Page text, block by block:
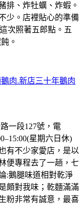
排、炸牡蠣、炸蝦。
少。店裡貼心的準備
次照著五郎點。五
。
肉.新店三十年鵝肉
一段127號，電
星期六日休)
有不少家愛店，是以
便專程去了一趟，七
:鵝腿味道相對乾淨
頗對我味；乾麵滿滿
粉非常有誠意，最喜